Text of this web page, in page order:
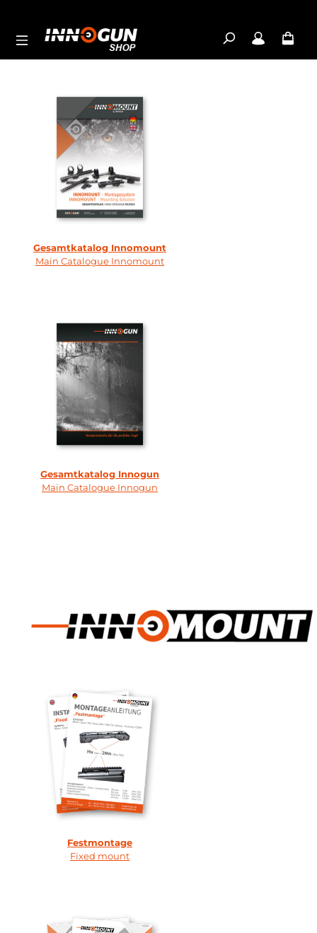
Gesamtkatalog Innomount
Main Catalogue Innomount
Gesamtkatalog Innogun
Main Catalogue Innogun
Festmontage
Fixed mount